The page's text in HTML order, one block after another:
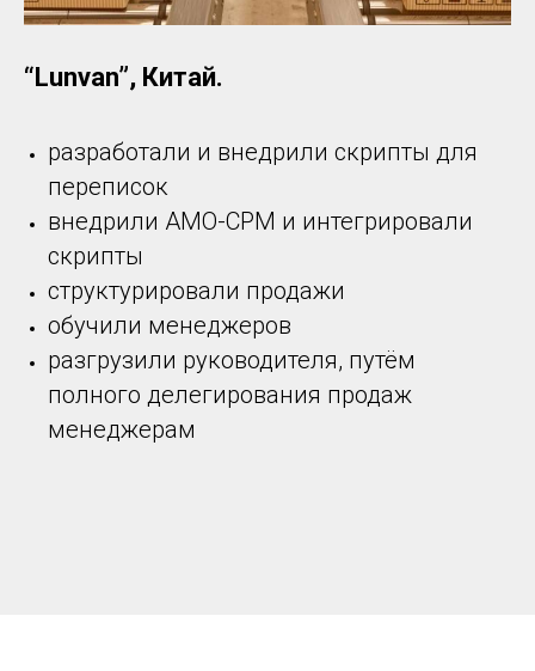
“Lunvan”, Китай.
разработали и внедрили скрипты для
переписок
внедрили АМО-СРМ и интегрировали
скрипты
структурировали продажи
обучили менеджеров
разгрузили руководителя, путём
полного делегирования продаж
менеджерам